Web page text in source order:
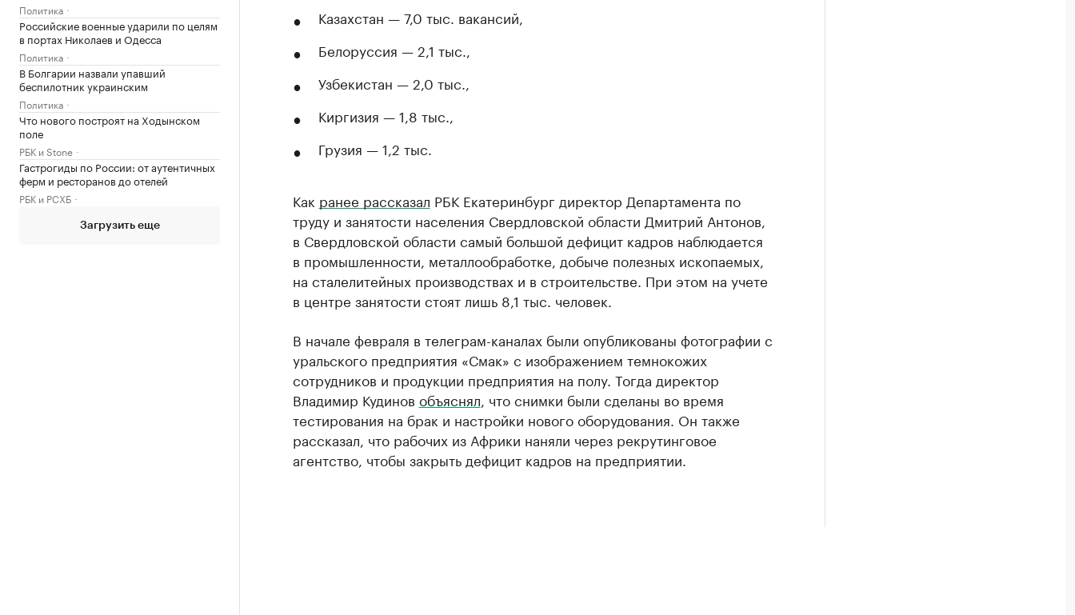
Политика
Российские военные ударили по целям
в портах Николаев и Одесса
Политика
В Болгарии назвали упавший
беспилотник украинским
Политика
Что нового построят на Ходынском
поле
РБК и Stone
Гастрогиды по России: от аутентичных
ферм и ресторанов до отелей
РБК и РСХБ
Загрузить еще
Казахстан — 7,0 тыс. вакансий,
Белоруссия — 2,1 тыс.,
Узбекистан — 2,0 тыс.,
Киргизия — 1,8 тыс.,
Грузия — 1,2 тыс.
Как ранее рассказал РБК Екатеринбург директор Департамента по
труду и занятости населения Свердловской области Дмитрий Антонов,
в Свердловской области самый большой дефицит кадров наблюдается
в промышленности, металлообработке, добыче полезных ископаемых,
на сталелитейных производствах и в строительстве. При этом на учете
в центре занятости стоят лишь 8,1 тыс. человек.
В начале февраля в телеграм-каналах были опубликованы фотографии с
уральского предприятия «Смак» с изображением темнокожих
сотрудников и продукции предприятия на полу. Тогда директор
Владимир Кудинов объяснял , что снимки были сделаны во время
тестирования на брак и настройки нового оборудования. Он также
рассказал, что рабочих из Африки наняли через рекрутинговое
агентство, чтобы закрыть дефицит кадров на предприятии.